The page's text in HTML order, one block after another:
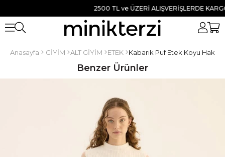
2500 TL ve ÜZERİ ALIŞVERİŞLERDE KARGO
Anasayfa GİYİM ALT GİYİM ETEK Kabarık Puf Etek Koyu Haki
Benzer Ürünler